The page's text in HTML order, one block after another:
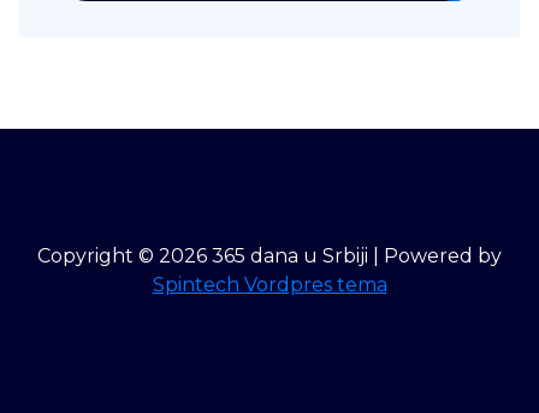
Copyright © 2026 365 dana u Srbiji | Powered by
Spintech Vordpres tema